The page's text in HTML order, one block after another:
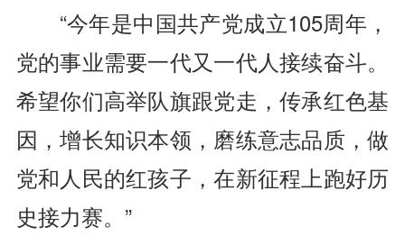
“今年是中国共产党成立105周年，
党的事业需要一代又一代人接续奋斗。
希望你们高举队旗跟党走，传承红色基
因，增长知识本领，磨练意志品质，做
党和人民的红孩子，在新征程上跑好历
史接力赛。”